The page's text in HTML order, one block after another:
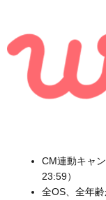
CM連動キャ
23:59）
全OS、全年齢